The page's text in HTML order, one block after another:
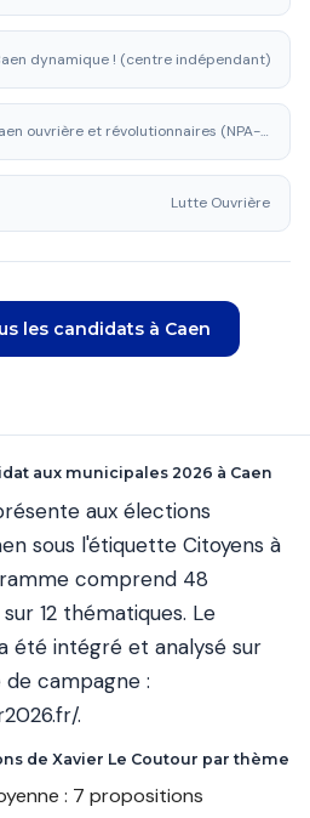
dynamique ! (centre indépendant)
Caen ouvrière et révolutionnaires (NPA-R)
Lutte Ouvrière
les candidats à Caen
aux municipales 2026 à Caen
aux élections
sous l'étiquette Citoyens à
comprend 48
12 thématiques. Le
été intégré et analysé sur
campagne :
.
de Xavier Le Coutour par thème
: 7 propositions